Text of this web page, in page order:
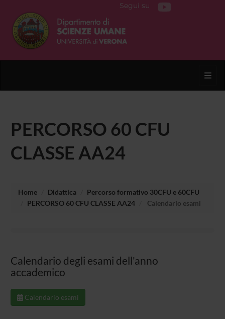
Segui su
PERCORSO 60 CFU
CLASSE AA24
Home Didattica
Percorso formativo 30CFU e 60CFU
PERCORSO 60 CFU CLASSE AA24
Calendario esami
Calendario degli esami dell'anno
accademico
Calendario esami